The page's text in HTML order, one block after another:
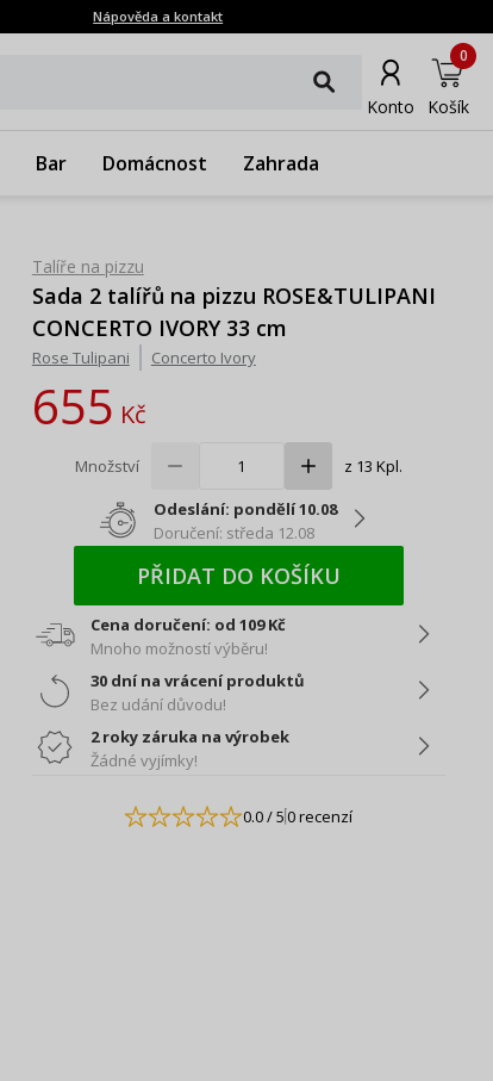
Nápověda a kontakt
Konto Košík
0
Bar Domácnost Zahrada
Talíře na pizzu
Sada 2 talířů na pizzu ROSE&TULIPANI
CONCERTO IVORY 33 cm
Rose Tulipani Concerto Ivory
655Kč
Množství z 13 Kpl.
Odeslání: pondělí 10.08
Doručení: středa 12.08
PŘIDAT DO KOŠÍKU
Cena doručení: od 109 Kč
Mnoho možností výběru!
30 dní na vrácení produktů
Bez udání důvodu!
2 roky záruka na výrobek
Žádné vyjímky!
0.0/ 50 recenzí